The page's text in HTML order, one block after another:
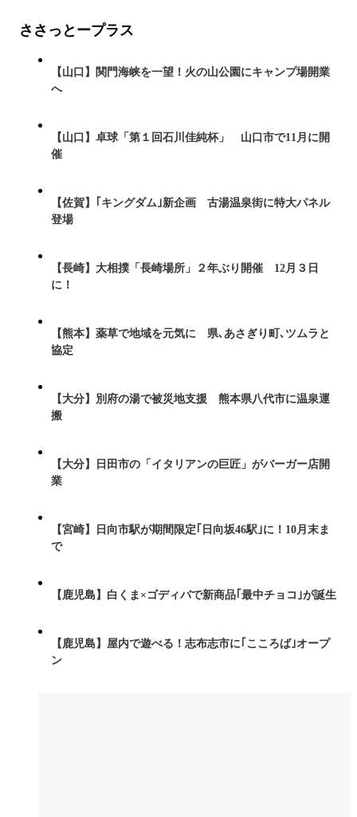
ささっとープラス
【山口】関門海峡を一望！火の山公園にキャンプ場開業
へ
【山口】卓球「第１回石川佳純杯」 山口市で11月に開
催
【佐賀】｢キングダム｣新企画 古湯温泉街に特大パネル
登場
【長崎】大相撲「長崎場所」２年ぶり開催 12月３日
に！
【熊本】薬草で地域を元気に 県､あさぎり町､ツムラと
協定
【大分】別府の湯で被災地支援 熊本県八代市に温泉運
搬
【大分】日田市の「イタリアンの巨匠」がバーガー店開
業
【宮崎】日向市駅が期間限定｢日向坂46駅｣に！10月末ま
で
【鹿児島】白くま×ゴディバで新商品｢最中チョコ｣が誕生
【鹿児島】屋内で遊べる！志布志市に｢こころば｣オープ
ン